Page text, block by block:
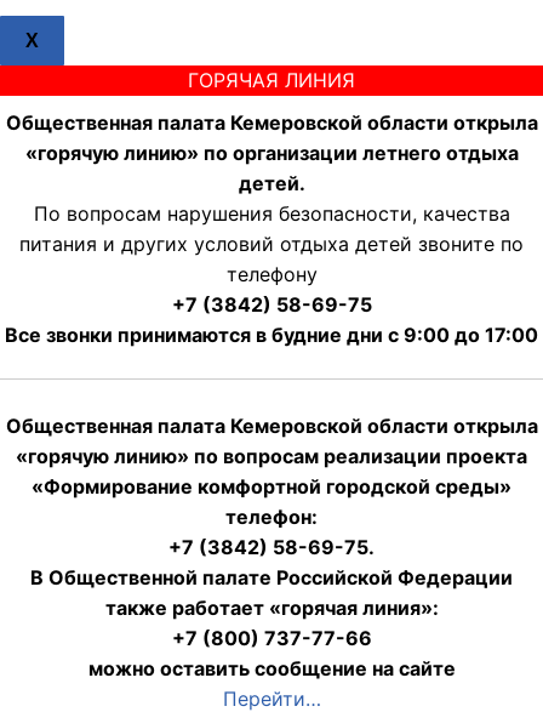
X
ГОРЯЧАЯ ЛИНИЯ
Общественная палата Кемеровской области открыла
«горячую линию» по организации летнего отдыха
детей.
По вопросам нарушения безопасности, качества
питания и других условий отдыха детей звоните по
телефону
+7 (3842) 58-69-75
Все звонки принимаются в будние дни с 9:00 до 17:00
Общественная палата Кемеровской области открыла
«горячую линию» по вопросам реализации проекта
«Формирование комфортной городской среды»
телефон:
+7 (3842) 58-69-75.
В Общественной палате Российской Федерации
также работает «горячая линия»:
+7 (800) 737-77-66
можно оставить сообщение на сайте
Перейти…